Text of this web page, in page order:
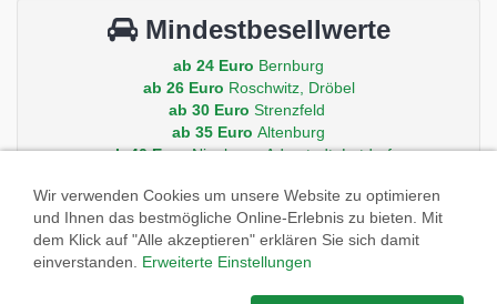
Mindestbesellwerte
ab 24 Euro Bernburg
ab 26 Euro Roschwitz, Dröbel
ab 30 Euro Strenzfeld
ab 35 Euro Altenburg
ab 40 EuroNienburg, Aderstedt, Latdorf
Andere Orte auf Anfrage.
Wir verwenden Cookies um unsere Website zu optimieren
und Ihnen das bestmögliche Online-Erlebnis zu bieten. Mit
dem Klick auf "Alle akzeptieren" erklären Sie sich damit
einverstanden. Erweiterte Einstellungen